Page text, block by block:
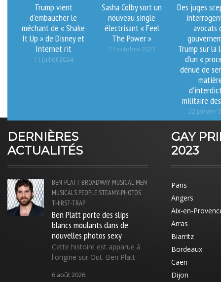
Trump vient
d'embaucher le
méchant de « Shake
It Up » de Disney et
Internet rit
11 juillet 2024
Sasha Colby sort un
nouveau single
électrisant « Feel
The Power »
21 octobre 2023
Des juges
avocats
Trump sur la
d’un «
dénué de
militaire
22 janvier
DERNIÈRES
ACTUALITÉS
BEN-PLATT BROADWAY-MUSICAL MEN
MUSICALS PEOPLE STEAMY-PHOTOS
THIRST-TRAP
Ben Platt porte des slips
blancs moulants dans de
nouvelles photos sexy
Cette histoire est apparue à
l'origine sur Out. Ben Platt
6 août 2026
GAY
2023
Paris
Angers
Aix-en-
Arras
Biarritz
Bordeaux
Caen
Dijon